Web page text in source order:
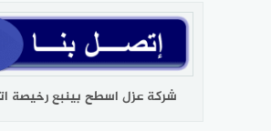
شركة عزل اسطح بينبع رخيصة